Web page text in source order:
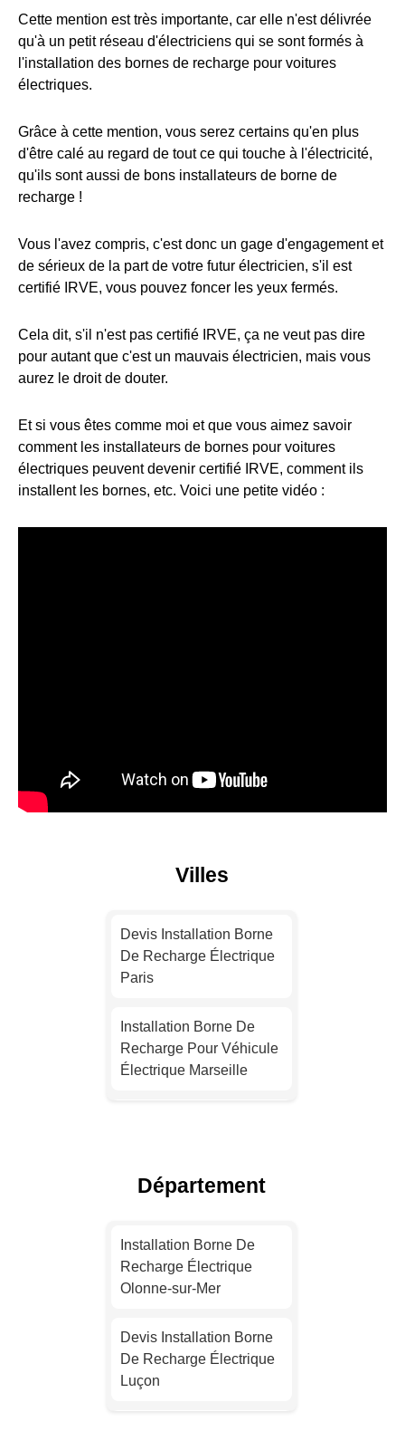
Cette mention est très importante, car elle n'est délivrée
qu'à un petit réseau d'électriciens qui se sont formés à
l'installation des bornes de recharge pour voitures
électriques.
Grâce à cette mention, vous serez certains qu'en plus
d'être calé au regard de tout ce qui touche à l'électricité,
qu'ils sont aussi de bons installateurs de borne de
recharge !
Vous l'avez compris, c'est donc un gage d'engagement et
de sérieux de la part de votre futur électricien, s'il est
certifié IRVE, vous pouvez foncer les yeux fermés.
Cela dit, s'il n'est pas certifié IRVE, ça ne veut pas dire
pour autant que c'est un mauvais électricien, mais vous
aurez le droit de douter.
Et si vous êtes comme moi et que vous aimez savoir
comment les installateurs de bornes pour voitures
électriques peuvent devenir certifié IRVE, comment ils
installent les bornes, etc. Voici une petite vidéo :
Villes
Devis Installation Borne
De Recharge Électrique
Paris
Installation Borne De
Recharge Pour Véhicule
Électrique Marseille
Toulouse
Électrique Nice
Département
Installation Borne De
Recharge Électrique
Olonne-sur-Mer
Devis Installation Borne
De Recharge Électrique
Luçon